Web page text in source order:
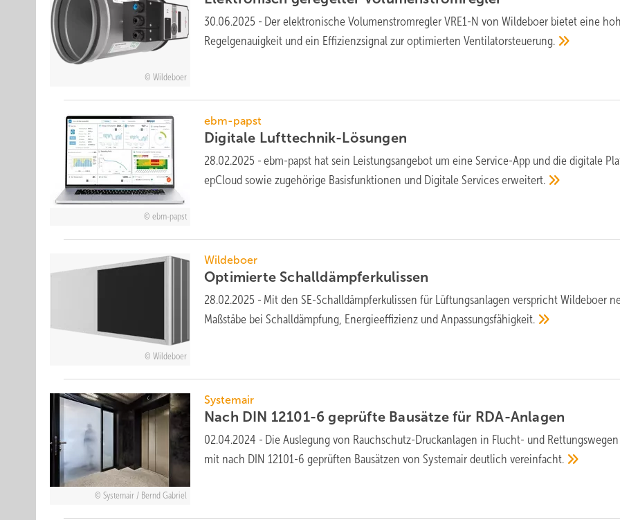
Wildeboer
30.06.2025 - Der elektro­nische Volumen­strom­regler VRE1-N von Wildeboer bie­tet eine
Regel­ge­nauig­keit und ein Effizienz­sig­nal zur op­ti­mier­tenVentilator­steuerung.
ebm-papst
ebm-papst
Digitale Lufttechnik-Lösungen
28.02.2025 - ebm-papst hat sein Leistungsangebot um eine Service-App und die digitale
epCloud sowie zugehörige Basisfunktionen und Digitale Serviceserweitert.
Wildeboer
Wildeboer
Optimierte Schalldämpferkulissen
28.02.2025 - Mit den SE-Schall­dämpfer­kulissen für Lüftungs­an­la­gen ver­spricht Wildeboer
Maß­stäbe bei Schall­dämpfung, Energie­effizienz undAn­passungs­fä­hig­keit.
Systemair / Bernd Gabriel
Systemair
Nach DIN 12101-6 geprüfte Bausätze für RDA-Anlagen
02.04.2024 - Die Aus­le­gung von Rauch­schutz-Druck­an­la­gen in Flucht- und
mit nach DIN 12101-6 ge­prüf­ten Bau­sätzen von Systemair deut­lichver­ein­facht.